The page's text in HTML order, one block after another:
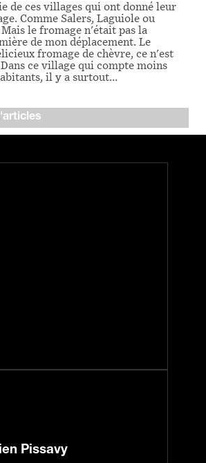
de ces villages qui ont donné leur
Comme Salers, Laguiole ou
le fromage n'était pas la
de mon déplacement. Le
fromage de chèvre, ce n'est
ce village qui compte moins
il y a surtout…
Pissavy